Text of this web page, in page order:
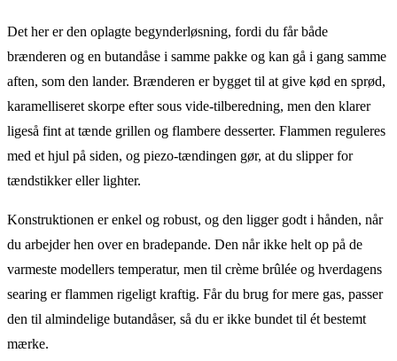
Det her er den oplagte begynderløsning, fordi du får både
brænderen og en butandåse i samme pakke og kan gå i gang samme
aften, som den lander. Brænderen er bygget til at give kød en sprød,
karamelliseret skorpe efter sous vide-tilberedning, men den klarer
ligeså fint at tænde grillen og flambere desserter. Flammen reguleres
med et hjul på siden, og piezo-tændingen gør, at du slipper for
tændstikker eller lighter.
Konstruktionen er enkel og robust, og den ligger godt i hånden, når
du arbejder hen over en bradepande. Den når ikke helt op på de
varmeste modellers temperatur, men til crème brûlée og hverdagens
searing er flammen rigeligt kraftig. Får du brug for mere gas, passer
den til almindelige butandåser, så du er ikke bundet til ét bestemt
mærke.